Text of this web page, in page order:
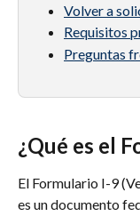
Volver a
Requisitos
Preguntas
¿Qué es el
El Formulario I-9
es un documento